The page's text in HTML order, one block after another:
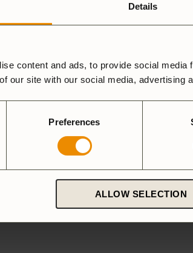
Details
content and ads, to provide social
our site with our social media, advertising
Preferences
ALLOW SELECTION